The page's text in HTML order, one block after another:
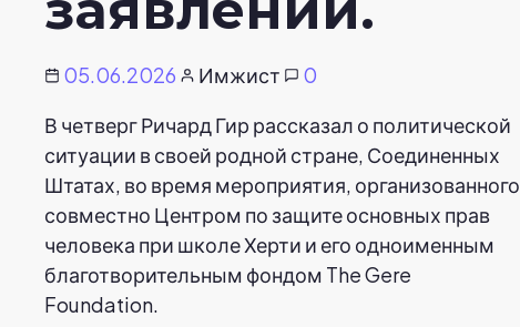
05.06.2026 Имжист
0
В четверг Ричард Гир рассказал о политической
ситуации в своей родной стране, Соединенных
Штатах, во время мероприятия, организованного
совместно Центром по защите основных прав
человека при школе Херти и его одноименным
благотворительным фондом The Gere
Foundation.